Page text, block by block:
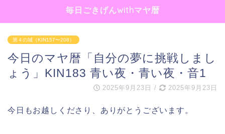
毎日ごきげんwithマヤ暦
第４の城（KIN157〜208）
今日のマヤ暦「自分の夢に挑戦しまし
ょう」KIN183 青い夜・青い夜・音1
2025年9月23日 / 2025年9月23日
今日もお越しくださり、ありがとうございます。